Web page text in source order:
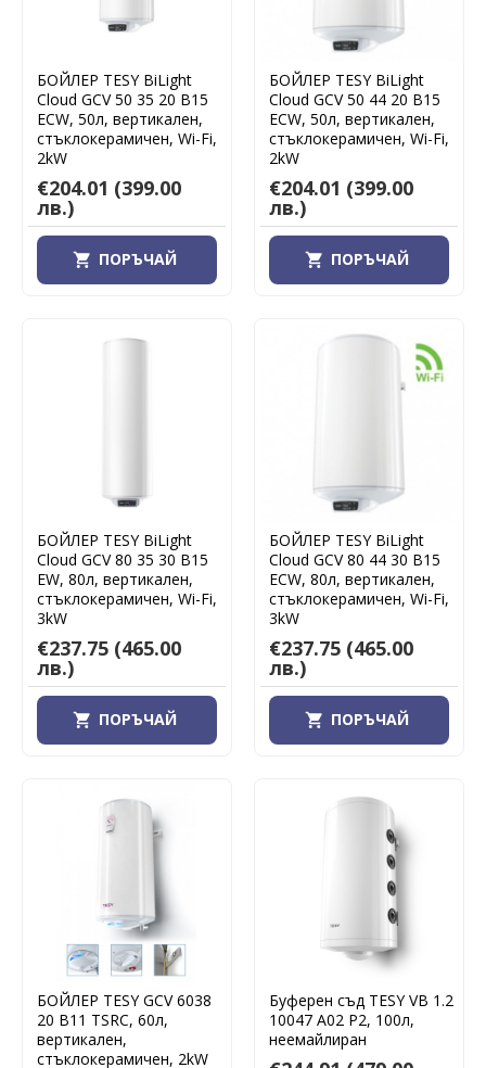
БОЙЛЕР TESY BiLight
Cloud GCV 50 35 20 B15
ECW, 50л, вертикален,
стъклокерамичен, Wi-Fi,
2kW
€204.01 (399.00
лв.)
ПОРЪЧАЙ
БОЙЛЕР TESY BiLight
Cloud GCV 50 44 20 B15
ECW, 50л, вертикален,
стъклокерамичен, Wi-Fi,
2kW
€204.01 (399.00
лв.)
ПОРЪЧАЙ
БОЙЛЕР TESY BiLight
Cloud GCV 80 35 30 B15
EW, 80л, вертикален,
стъклокерамичен, Wi-Fi,
3kW
€237.75 (465.00
лв.)
ПОРЪЧАЙ
БОЙЛЕР TESY BiLight
Cloud GCV 80 44 30 B15
ECW, 80л, вертикален,
стъклокерамичен, Wi-Fi,
3kW
€237.75 (465.00
лв.)
ПОРЪЧАЙ
БОЙЛЕР TESY GCV 6038
20 B11 TSRC, 60л,
вертикален,
стъклокерамичен, 2kW
Буферен съд TESY VB 1.2
10047 A02 P2, 100л,
неемайлиран